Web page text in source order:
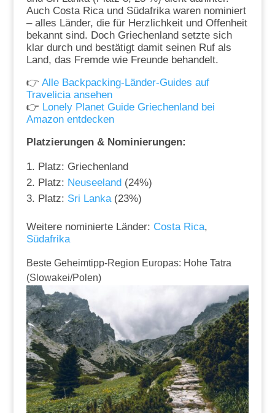
Auch Costa Rica und Südafrika waren nominiert
– alles Länder, die für Herzlichkeit und Offenheit
bekannt sind. Doch Griechenland setzte sich
klar durch und bestätigt damit seinen Ruf als
Land, das Fremde wie Freunde behandelt.
👉 Alle Backpacking-Länder-Guides auf
Travelicia ansehen
👉 Lonely Planet Guide Griechenland bei
Amazon entdecken
Platzierungen & Nominierungen:
Platz: Griechenland
Platz: Neuseeland (24%)
Platz: Sri Lanka(23%)
Weitere nominierte Länder: Costa Rica,
Südafrika
Beste Geheimtipp-Region Europas: Hohe Tatra
(Slowakei/Polen)